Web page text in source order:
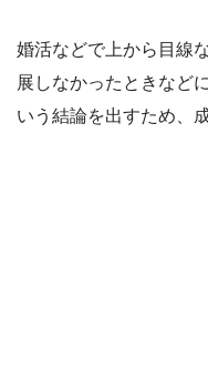
婚活などで上から目線
展しなかったときなど
いう結論を出すため、